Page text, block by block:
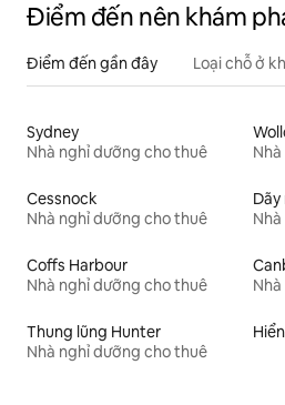
Điểm đến nên khám
Điểm đến gần đây Loại chỗ ở
Sydney
Nhà nghỉ dưỡng cho thuê
Cessnock
Nhà nghỉ dưỡng cho thuê
Dãy
Coffs Harbour
Nhà nghỉ dưỡng cho thuê
Thung lũng Hunter
Nhà nghỉ dưỡng cho thuê